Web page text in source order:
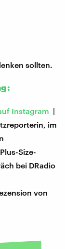
sollten.
Instagram |
im
Size-
bei DRadio
von